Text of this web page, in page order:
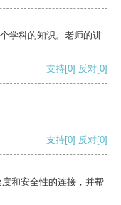
学科的知识。老师的讲
支持[0] 反对[0]
支持[0] 反对[0]
和安全性的连接，并帮